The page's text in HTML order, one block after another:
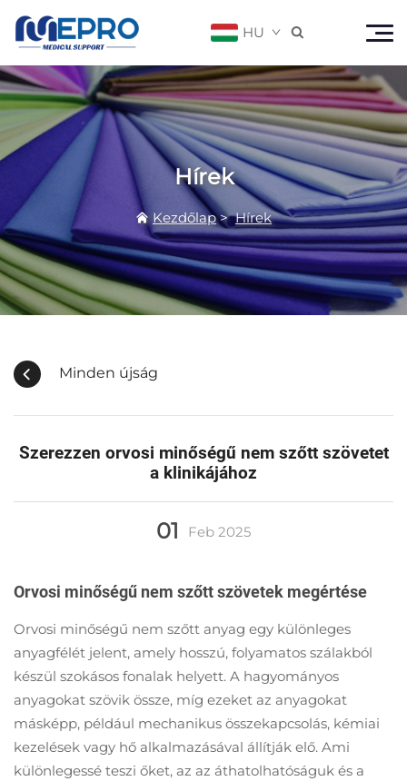
HU 
Hírek
Kezdőlap>Hírek
Minden új­ság
Szerezzen orvosi minőségű nem szőtt szövetet
a klinikájához
01 Feb 2025
Orvosi minőségű nem szőtt szövetek megértése
Orvosi minőségű nem szőtt anyag egy különleges
anyagfélét jelent, amely hosszú, folyamatos szálakból
készül szokásos fonalak helyett. A hagyományos
anyagokat szövik össze, míg ezeket az anyagokat
másképp, például mechanikus összekapcsolás, kémiai
kezelések vagy hő alkalmazásával állítják elő. Ami
különlegessé teszi őket, az az áthatolhatóságuk és a